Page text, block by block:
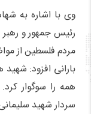
وی با اشاره به
رئیس جمهور و رهبر
مردم فلسطین از
بارانی افزود:
همه را سوگوار
سردار شهید